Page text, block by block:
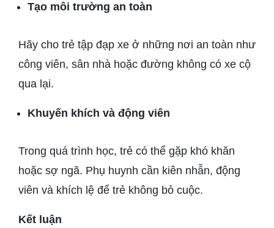
Tạo môi trường an toàn
Hãy cho trẻ tập đạp xe ở những nơi an toàn như
công viên, sân nhà hoặc đường không có xe cộ
qua lại.
Khuyến khích và động viên
Trong quá trình học, trẻ có thể gặp khó khăn
hoặc sợ ngã. Phụ huynh cần kiên nhẫn, động
viên và khích lệ để trẻ không bỏ cuộc.
Kết luận